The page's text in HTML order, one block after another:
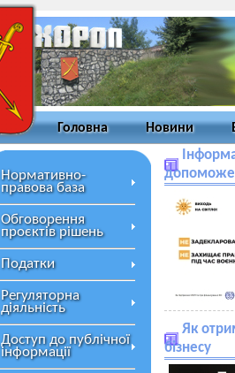
Головна Новини
Нормативно-
правова база
Обговорення
проєктів рішень
Податки
Регуляторна
діяльність
Доступ до публічної
інформації
допоможе
Як
бізнесу